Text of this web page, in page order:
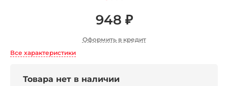
948 ₽
Оформить в кредит
Все характеристики
Товара нет в наличии